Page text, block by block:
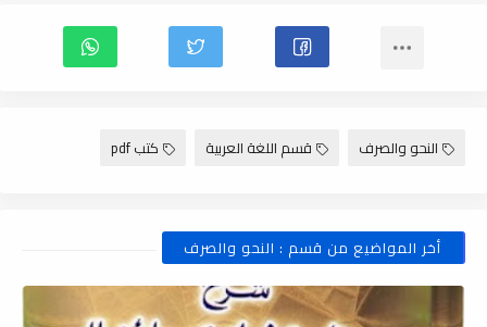
النحو والصرف قسم اللغة العربية كتب pdf
أخر المواضيع من قسم : النحو والصرف